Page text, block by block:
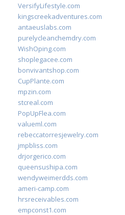
VersifyLifestyle.com
kingscreekadventures.com
antaeuslabs.com
purelycleanchemdry.com
WishOping.com
shoplegacee.com
bonvivantshop.com
CupPlante.com
mpzin.com
stcreal.com
PopUpFlea.com
valueml.com
rebeccatorresjewelry.com
jmpbliss.com
drjorgerico.com
queensushipa.com
wendyweimerdds.com
ameri-camp.com
hrsreceivables.com
empconst1.com